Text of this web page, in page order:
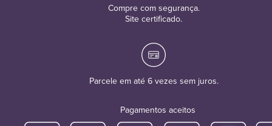
Compre com segurança.
Site certificado.
Parcele em até 6 vezes sem juros.
Pagamentos aceitos